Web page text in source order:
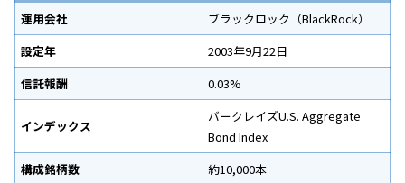
運用会社
ブラックロック（BlackRock）
設定年
2003年9月22日
信託報酬
0.03%
インデックス
バークレイズU.S. Aggregate
Bond Index
構成銘柄数
約10,000本